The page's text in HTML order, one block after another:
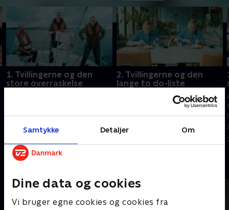
Samtykke Detaljer Om
Dine data og cookies
Vi bruger egne cookies og cookies fra
1. Tvillingerne og den
store overraskelse
om at sejle til Thailand.
største vanvidsfest, Reality
Awards.
2. Tvillingerne og den
lange to do-liste
Anders og Torben tager til
Thailand med en lang liste over
ting, der skal laves i deres
halter, og projekterne giver
Don hovedpine.
Andre så også